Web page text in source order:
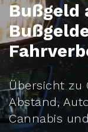
Bußgeld
Übersicht zu
Abstand,
Cannabis